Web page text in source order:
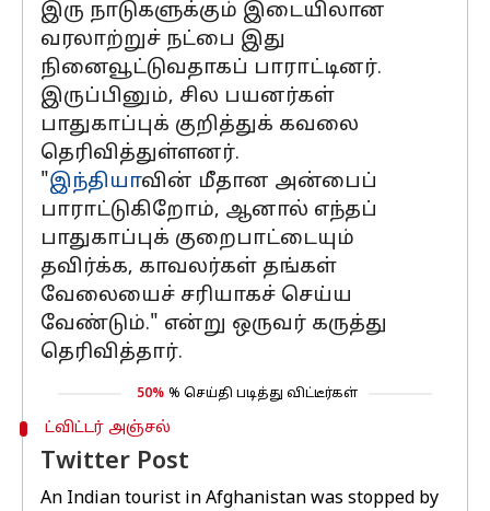
இரு நாடுகளுக்கும் இடையிலான
வரலாற்றுச் நட்பை இது
நினைவூட்டுவதாகப் பாராட்டினர்.
இருப்பினும், சில பயனர்கள்
பாதுகாப்புக் குறித்துக் கவலை
தெரிவித்துள்ளனர்.
"இந்தியாவின் மீதான அன்பைப்
பாராட்டுகிறோம், ஆனால் எந்தப்
பாதுகாப்புக் குறைபாட்டையும்
தவிர்க்க, காவலர்கள் தங்கள்
வேலையைச் சரியாகச் செய்ய
வேண்டும்." என்று ஒருவர் கருத்து
தெரிவித்தார்.
50% % செய்தி படித்து விட்டீர்கள்
ட்விட்டர் அஞ்சல்
Twitter Post
An Indian tourist in Afghanistan was stopped by